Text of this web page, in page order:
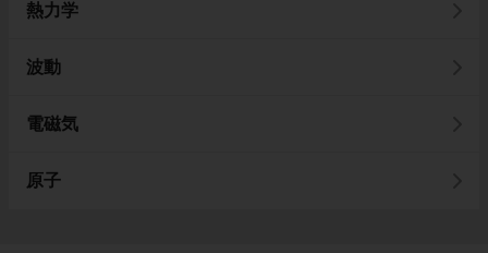
熱力学
波動
電磁気
原子